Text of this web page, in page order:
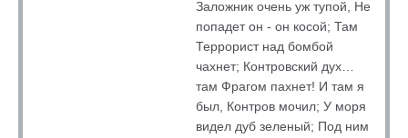
Заложник очень уж тупой, Не
попадет он - он косой; Там
Террорист над бомбой
чахнет; Контровский дух…
там Фрагом пахнет! И там я
был, Контров мочил; У моря
видел дуб зеленый; Под ним